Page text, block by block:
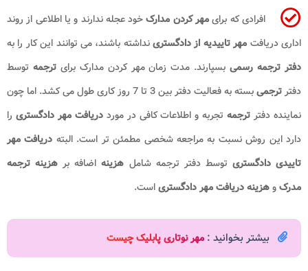
افرادی که برایمهر کردن مدارکخود عجله ندارند و یا اطلاعی از روند
اداری دریافت مهر تاییدیه از دادگسترینداشته باشند، می توانند این کار را به
دفتر ترجمه رسمیبسپارند. مدت زمان مهر کردن مدارک برایترجمه توسط
دفترترجمی
بسته به فعالیت دفتر بین 3 تا 7 روز کاری طول می کشد. اما چون
نماینده دفتر ترجمهتجربه و اطلاعات کافی در مورددریافت مهر دادگستری را
دارد این روش نسبت به مراجعه شخصی مطمئن تر است. البته دریافت مهر
تاییدی دادگستری توسط دفتر ترجمه شامل هزینهاضافه بر هزینه ترجمه
مدرکوهزینه دریافت مهر دادگستریاست.
بیشتر بخوانید : مهر نوتاری پابلیک چیست